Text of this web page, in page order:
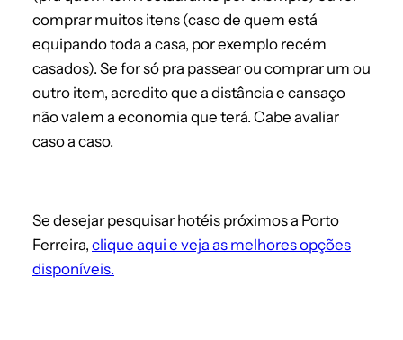
comprar muitos itens (caso de quem está
equipando toda a casa, por exemplo recém
casados). Se for só pra passear ou comprar um ou
outro item, acredito que a distância e cansaço
não valem a economia que terá. Cabe avaliar
caso a caso.
Se desejar pesquisar hotéis próximos a Porto
Ferreira, clique aqui e veja as melhores opções
disponíveis.